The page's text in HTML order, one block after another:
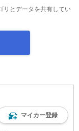
リとデータを共有してい
マイカー登録